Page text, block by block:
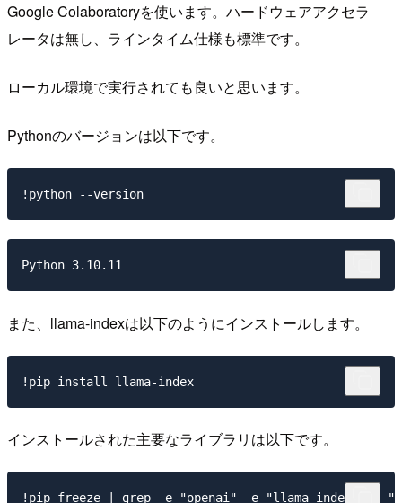
Google Colaboratoryを使います。ハードウェアアクセラ
レータは無し、ラインタイム仕様も標準です。
ローカル環境で実行されても良いと思います。
Pythonのバージョンは以下です。
また、llama-indexは以下のようにインストールします。
インストールされた主要なライブラリは以下です。